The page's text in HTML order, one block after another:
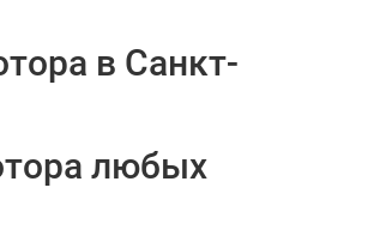
в Санкт-
любых